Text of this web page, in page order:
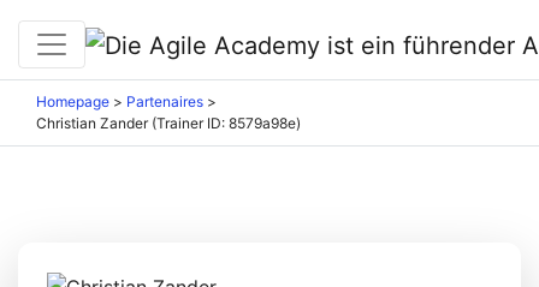
Homepage > Partenaires >
Christian Zander (Trainer ID: 8579a98e)